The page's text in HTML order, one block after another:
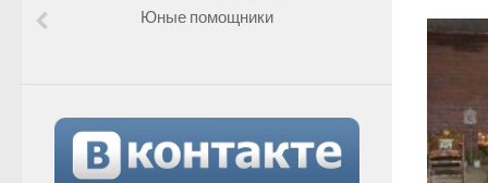
Юные помощники